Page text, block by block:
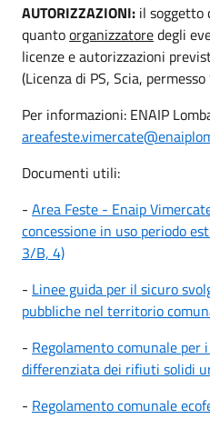
AUTORIZZAZIONI: il soggetto
quantoorganizzatoredegli
licenze e autorizzazioni
(Licenza di PS, Scia, permesso
Per informazioni: ENAIP
Documenti utili:
- Area Feste - Enaip
concessione in uso periodo
3/B, 4)
- Linee guida per il sicuro
pubbliche nel territorio
- Regolamento comunale per
differenziata dei rifiuti solidi
- Regolamento comunale